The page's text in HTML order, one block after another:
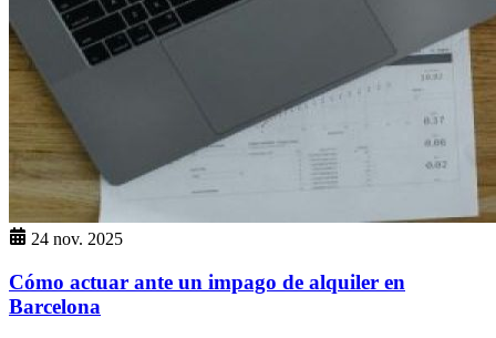
24 nov. 2025
Cómo actuar ante un impago de alquiler en
Barcelona